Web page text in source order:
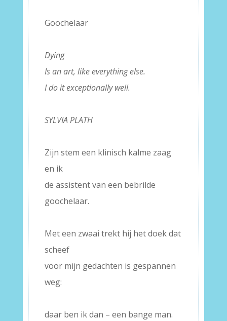
Goochelaar
Dying
Is an art, like everything else.
I do it exceptionally well.
SYLVIA PLATH
Zijn stem een klinisch kalme zaag
en ik
de assistent van een bebrilde
goochelaar.
Met een zwaai trekt hij het doek dat
scheef
voor mijn gedachten is gespannen
weg:
daar ben ik dan – een bange man.